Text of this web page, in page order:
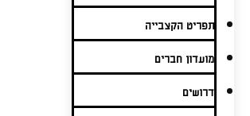
תפריט הקצבייה
מועדון חברים
דרושים